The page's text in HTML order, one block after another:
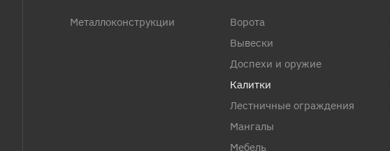
Металлоконструкции
Ворота
Вывески
Доспехи и оружие
Калитки
Лестничные ограждения
Мангалы
Мебель